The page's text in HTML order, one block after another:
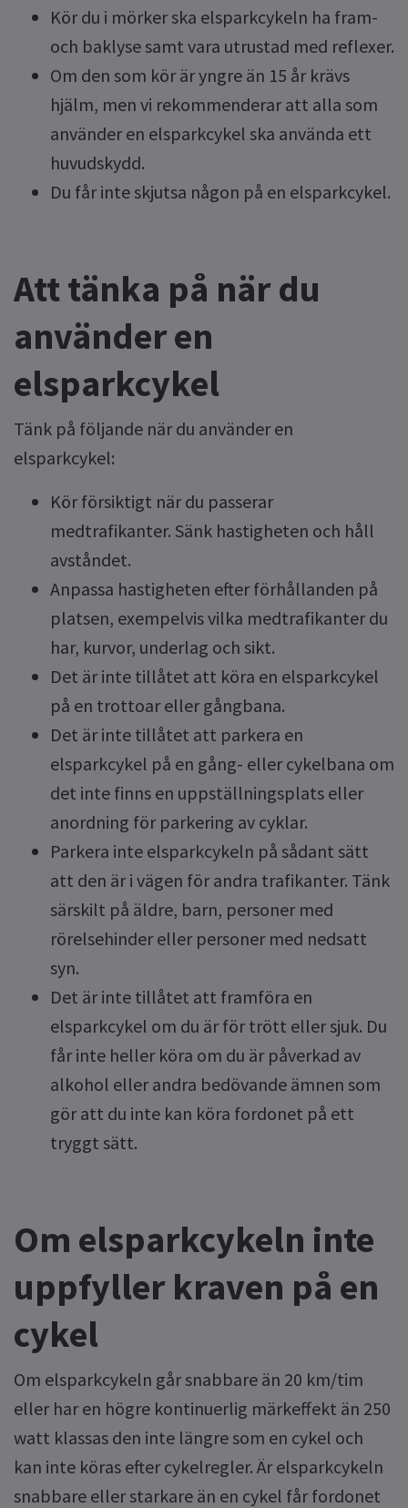
Kör du i mörker ska elsparkcykeln ha fram-
och baklyse samt vara utrustad med reflexer.
Om den som kör är yngre än 15 år krävs
hjälm, men vi rekommenderar att alla som
använder en elsparkcykel ska använda ett
huvudskydd.
Du får inte skjutsa någon på en elsparkcykel.
Att tänka på när du
använder en
elsparkcykel
Tänk på följande när du använder en
elsparkcykel:
Kör försiktigt när du passerar
medtrafikanter. Sänk hastigheten och håll
avståndet.
Anpassa hastigheten efter förhållanden på
platsen, exempelvis vilka medtrafikanter du
har, kurvor, underlag och sikt.
Det är inte tillåtet att köra en elsparkcykel
på en trottoar eller gångbana.
Det är inte tillåtet att parkera en
elsparkcykel på en gång- eller cykelbana om
det inte finns en uppställningsplats eller
anordning för parkering av cyklar.
Parkera inte elsparkcykeln på sådant sätt
att den är i vägen för andra trafikanter. Tänk
särskilt på äldre, barn, personer med
rörelsehinder eller personer med nedsatt
syn.
Det är inte tillåtet att framföra en
elsparkcykel om du är för trött eller sjuk. Du
får inte heller köra om du är påverkad av
alkohol eller andra bedövande ämnen som
gör att du inte kan köra fordonet på ett
tryggt sätt.
Om elsparkcykeln inte
uppfyller kraven på en
cykel
Om elsparkcykeln går snabbare än 20 km/tim
eller har en högre kontinuerlig märkeffekt än 250
watt klassas den inte längre som en cykel och
kan inte köras efter cykelregler. Är elsparkcykeln
snabbare eller starkare än en cykel får fordonet